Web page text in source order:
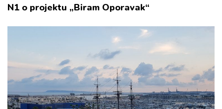
N1 o projektu „Biram Oporavak“